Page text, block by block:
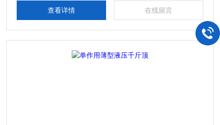
查看详情 在线留言